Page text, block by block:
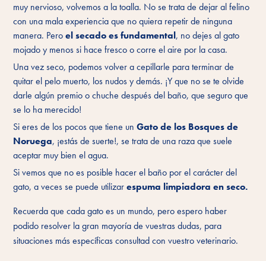
muy nervioso, volvemos a la toalla. No se trata de dejar al felino
con una mala experiencia que no quiera repetir de ninguna
manera. Peroel secado es fundamental, no dejes al gato
mojado y menos si hace fresco o corre el aire por la casa.
Una vez seco, podemos volver a cepillarle para terminar de
quitar el pelo muerto, los nudos y demás. ¡Y que no se te olvide
darle algún premioo chuche después del baño, que seguro que
se lo ha merecido!
Si eres de los pocos que tiene unGato de los Bosques de
Noruega, ¡estás de suerte!, se trata de una raza que suele
aceptar muy bien el agua.
Si vemos que no es posible hacer el baño por el carácter del
gato, a veces se puede utilizarespuma limpiadora en seco.
Recuerda que cada gato es un mundo, pero espero haber
podido resolver la gran mayoría de vuestras dudas, para
situaciones más específicas consultad con vuestro veterinario.